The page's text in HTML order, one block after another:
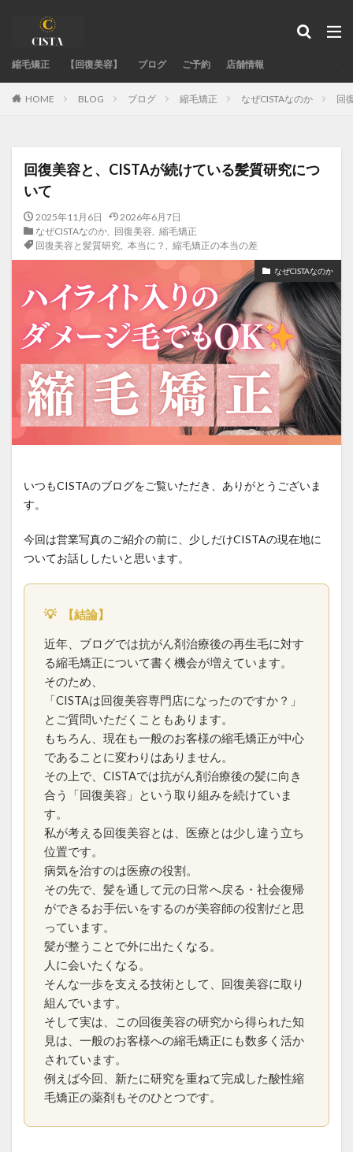
縮毛矯正 【回復美容】 ブログ ご予約 店舗情報
HOME BLOG ブログ 縮毛矯正 なぜCISTAなのか 回
回復美容と、CISTAが続けている髪質研究につ
いて
2025年11月6日
2026年6月7日
なぜCISTAなのか, 回復美容
縮毛矯正
回復美容と髪質研究, 本当に？ 縮毛矯正の本当の差
なぜCISTAなのか
いつもCISTAのブログをご覧いただき、ありがとうございま
す。
今回は営業写真のご紹介の前に、少しだけCISTAの現在地に
ついてお話ししたいと思います。
💡 【結論】
近年、ブログでは抗がん剤治療後の再生毛に対す
る縮毛矯正について書く機会が増えています。
そのため、
「CISTAは回復美容専門店になったのですか？」
とご質問いただくこともあります。
もちろん、現在も一般のお客様の縮毛矯正が中心
であることに変わりはありません。
その上で、CISTAでは抗がん剤治療後の髪に向き
合う「回復美容」という取り組みを続けていま
す。
私が考える回復美容とは、医療とは少し違う立ち
位置です。
病気を治すのは医療の役割。
その先で、髪を通して元の日常へ戻る・社会復帰
ができるお手伝いをするのが美容師の役割だと思
っています。
髪が整うことで外に出たくなる。
人に会いたくなる。
そんな一歩を支える技術として、回復美容に取り
組んでいます。
そして実は、この回復美容の研究から得られた知
見は、一般のお客様への縮毛矯正にも数多く活か
されています。
例えば今回、新たに研究を重ねて完成した酸性縮
毛矯正の薬剤もそのひとつです。
タグ
acid-heat-hazards
acid-heat-treatment-fail
chemical-safety-myth
expert-straightening-salon
family-bonds
fixing-hair-contraction
fringe-straightening-fail
GoogleMapで美容室探し
hair-color
hair-fail-mechanics
hair-follicle-shift
hair-moisture-flow
hair-treatment-fail
hormonal-balance
hydrogen-bonds
individual-care
iron-damage
jojoba-boiling-point
kids-straightening
local-salon-search
low-cost-salon-risks
medical-beauty-bridge
medical-beauty-support
natural-hair-debut
natural-looking-hair
personal-hair-minister
pixie-cut
post-chemo-hair
pressure-and-stem
recovery-origin
recovery-philosophy
regrown-hair-straight
regrown-hair-timeline
salon-management
salon-scheduling-fail
school-hair-rules
simultaneous-treatment
social-return
speedy-straightening
steam-and-carbon
steam-explosion
straightening-prices
whorl-hair-flow
wig-graduation
アピアランスケア
いつから？
インナーカラーと縮毛矯正
ウィッグ
ウィッグ卒業
エイジング毛の縮毛矯正
お知らせ
がんサバイバー
くせ毛を活かす
ケアストレート
ケモカール
サバイバーの物語
サロンの滞在時間
サロン運営
タイムライン
ダメージコントロール
ダメージレス縮毛矯正
つむじの毛流れ
どうすれば？
どっち？
トップピース
ピクシーカット
ビビリ毛の原因
プレス圧とステム
ヘアアイロンのダメージ
ホホバオイルの沸点
ホルモンバランス
まとめサイトの裏側
マンツーマン施術
メンテナンス
中学の校則対策
予約方法